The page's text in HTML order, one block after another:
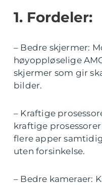
1. Fordeler:
– Bedre skjermer:
høyoppløselige
skjermer som gir
bilder.
– Kraftige
kraftige
flere apper
uten forsinkelse.
– Bedre kameraer: